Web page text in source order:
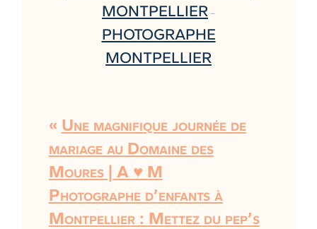
MONTPELLIER –
PHOTOGRAPHE
MONTPELLIER
« Une magnifique journée de
mariage au Domaine des
Moures | A ♥ M
Photographe d’enfants à
Montpellier : Mettez du pep’s